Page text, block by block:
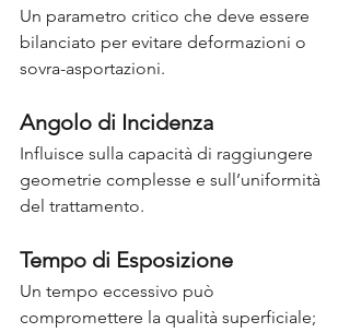
Un parametro critico che deve essere
bilanciato per evitare deformazioni o
sovra-asportazioni.
Angolo di Incidenza
Influisce sulla capacità di raggiungere
geometrie complesse e sull’uniformità
del trattamento.
Tempo di Esposizione
Un tempo eccessivo può
compromettere la qualità superficiale;